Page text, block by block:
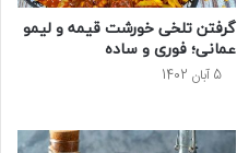
گرفتن تلخی خورشت قیمه و لیمو
عمانی؛ فوری و ساده
5 آبان 1402